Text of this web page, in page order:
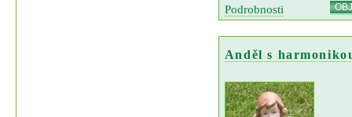
Podrobnosti
Anděl s